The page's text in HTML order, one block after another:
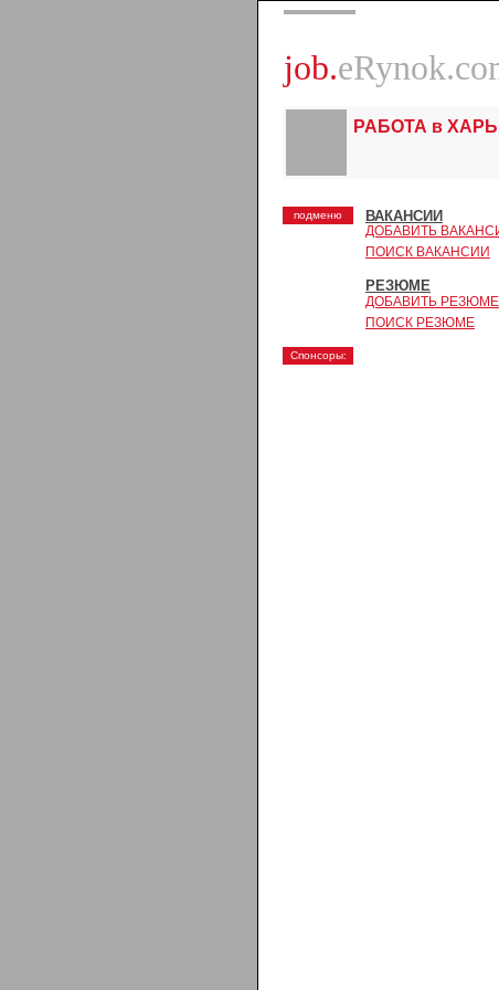
job.
РАБОТА в
подменю ВАКАНСИИ
ДОБАВИТЬ
ПОИСК ВАКАНСИИ
РЕЗЮМЕ
ДОБАВИТЬ РЕЗЮМЕ
ПОИСК РЕЗЮМЕ
Спонсоры: